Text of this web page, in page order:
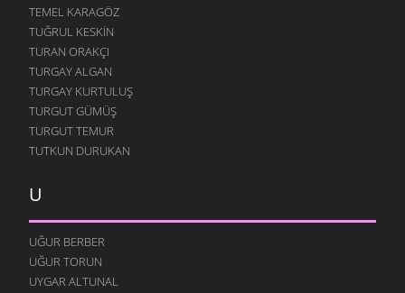
TEMEL KARAGÖZ
TUĞRUL KESKIN
TURAN ORAKÇI
TURGAY ALGAN
TURGAY KURTULUŞ
TURGUT GÜMÜŞ
TURGUT TEMUR
TUTKUN DURUKAN
U
UĞUR BERBER
UĞUR TORUN
UYGAR ALTUNAL